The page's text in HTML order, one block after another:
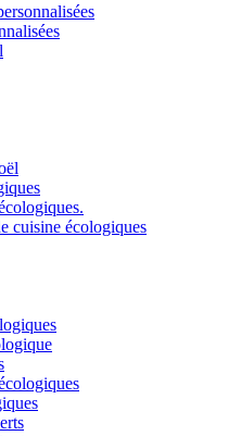
cuisine écologiques